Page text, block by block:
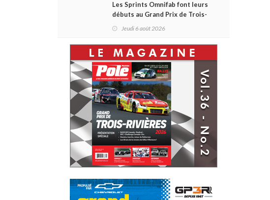
Les Sprints Omnifab font leurs
débuts au Grand Prix de Trois-
Rivières avec un format inspiré
Jeudi 6 août 2026